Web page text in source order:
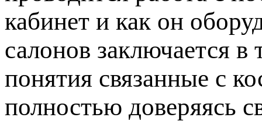
кабинет и как он
салонов заключается
понятия связанные с
полностью доверяясь